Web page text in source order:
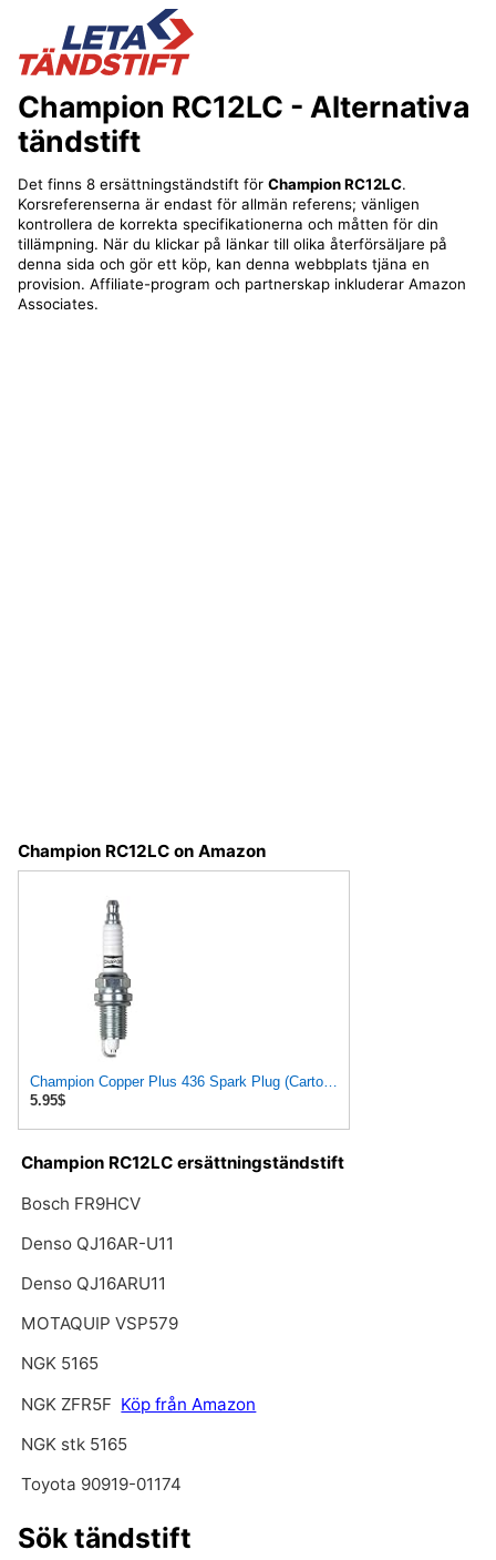
Champion RC12LC - Alternativa
tändstift
Det finns 8 ersättningständstift för Champion RC12LC.
Korsreferenserna är endast för allmän referens; vänligen
kontrollera de korrekta specifikationerna och måtten för din
tillämpning. När du klickar på länkar till olika återförsäljare på
denna sida och gör ett köp, kan denna webbplats tjäna en
provision. Affiliate-program och partnerskap inkluderar Amazon
Associates.
Champion RC12LC on Amazon
Champion Copper Plus 436 Spark Plug (Carton of 1) - RC12LC4 for 1988-2003 Dodge Ram 1500
5.95$
Champion RC12LC ersättningständstift
Bosch FR9HCV
Denso QJ16AR-U11
Denso QJ16ARU11
MOTAQUIP VSP579
NGK 5165
NGK ZFR5F Köp från Amazon
NGK stk 5165
Toyota 90919-01174
Sök tändstift